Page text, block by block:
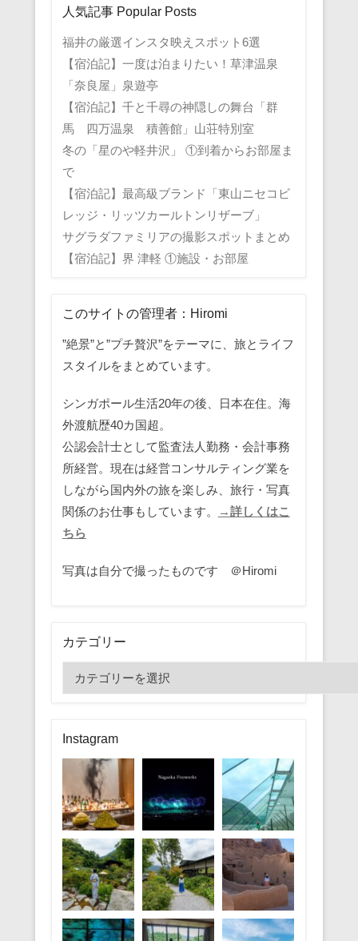
人気記事 Popular Posts
福井の厳選インスタ映えスポット6選
【宿泊記】一度は泊まりたい！草津温泉
「奈良屋」泉遊亭
【宿泊記】千と千尋の神隠しの舞台「群
馬 四万温泉 積善館」山荘特別室
冬の「星のや軽井沢」 ①到着からお部屋ま
で
【宿泊記】最高級ブランド「東山ニセコビ
レッジ・リッツカールトンリザーブ」
サグラダファミリアの撮影スポットまとめ
【宿泊記】界 津軽 ①施設・お部屋
このサイトの管理者：Hiromi
”絶景”と”プチ贅沢”をテーマに、旅とライフ
スタイルをまとめています。
シンガポール生活20年の後、日本在住。海
外渡航歴40カ国超。
公認会計士として監査法人勤務・会計事務
所経営。現在は経営コンサルティング業を
しながら国内外の旅を楽しみ、旅行・写真
関係のお仕事もしています。
→詳しくはこ
ちら
写真は自分で撮ったものです ＠Hiromi
カテゴリー
テ
リ
ー
Instagram